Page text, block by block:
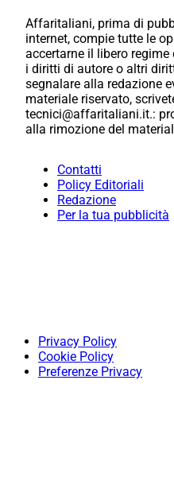
Affaritaliani, prima di
internet, compie tutte le
accertarne il libero
i diritti di autore o altri
segnalare alla redazione
materiale riservato,
tecnici@affaritaliani.it.:
alla rimozione del
Contatti
Policy Editoriali
Redazione
Per la tua pubblicità
Privacy Policy
Cookie Policy
Preferenze Privacy